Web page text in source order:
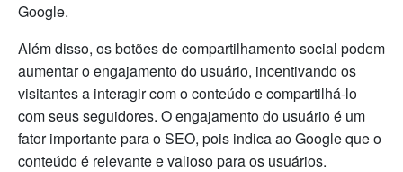
Google.
Além disso, os botões de compartilhamento social podem
aumentar o engajamento do usuário, incentivando os
visitantes a interagir com o conteúdo e compartilhá-lo
com seus seguidores. O engajamento do usuário é um
fator importante para o SEO, pois indica ao Google que o
conteúdo é relevante e valioso para os usuários.